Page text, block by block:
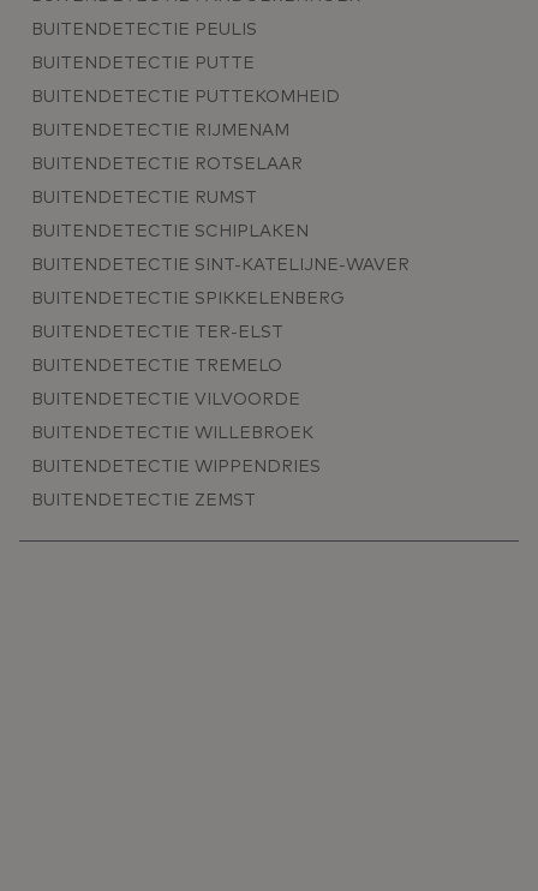
BUITENDETECTIE PEULIS
BUITENDETECTIE PUTTE
BUITENDETECTIE PUTTEKOMHEID
BUITENDETECTIE RIJMENAM
BUITENDETECTIE ROTSELAAR
BUITENDETECTIE RUMST
BUITENDETECTIE SCHIPLAKEN
BUITENDETECTIE SINT-KATELIJNE-WAVER
BUITENDETECTIE SPIKKELENBERG
BUITENDETECTIE TER-ELST
BUITENDETECTIE TREMELO
BUITENDETECTIE VILVOORDE
BUITENDETECTIE WILLEBROEK
BUITENDETECTIE WIPPENDRIES
BUITENDETECTIE ZEMST